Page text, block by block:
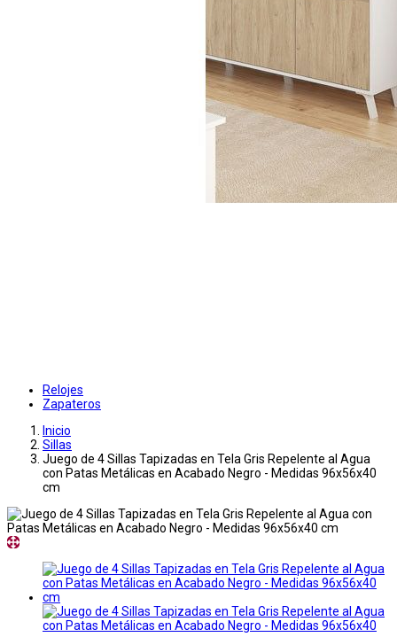
Relojes
Zapateros
Inicio
Sillas
Juego de 4 Sillas Tapizadas en Tela Gris Repelente al Agua
con Patas Metálicas en Acabado Negro - Medidas 96x56x40
cm